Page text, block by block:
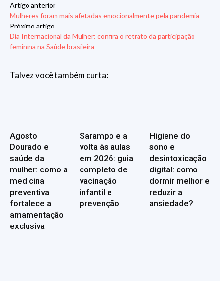
Artigo anterior
Mulheres foram mais afetadas emocionalmente pela pandemia
Próximo artigo
Dia Internacional da Mulher: confira o retrato da participação
feminina na Saúde brasileira
Talvez você também curta:
Agosto
Dourado e
saúde da
mulher: como a
medicina
preventiva
fortalece a
amamentação
exclusiva
Sarampo e a
volta às aulas
em 2026: guia
completo de
vacinação
infantil e
prevenção
Higiene do
sono e
desintoxicação
digital: como
dormir melhor e
reduzir a
ansiedade?